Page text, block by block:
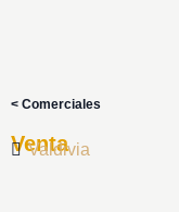
< Comerciales
Venta
Valdivia